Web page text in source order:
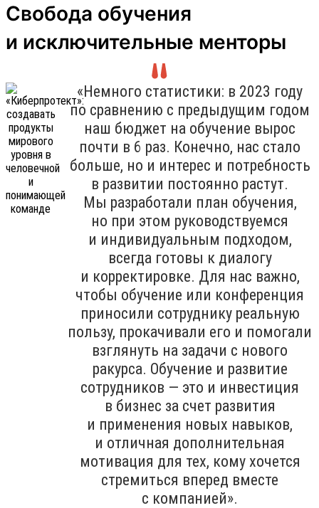
Свобода обучения
и исключительные менторы
«Немного статистики: в 2023 году
по сравнению с предыдущим годом
наш бюджет на обучение вырос
почти в 6 раз. Конечно, нас стало
больше, но и интерес и потребность
в развитии постоянно растут.
Мы разработали план обучения,
но при этом руководствуемся
и индивидуальным подходом,
всегда готовы к диалогу
и корректировке. Для нас важно,
чтобы обучение или конференция
приносили сотруднику реальную
пользу, прокачивали его и помогали
взглянуть на задачи с нового
ракурса. Обучение и развитие
сотрудников — это и инвестиция
в бизнес за счет развития
и применения новых навыков,
и отличная дополнительная
мотивация для тех, кому хочется
стремиться вперед вместе
с компанией».